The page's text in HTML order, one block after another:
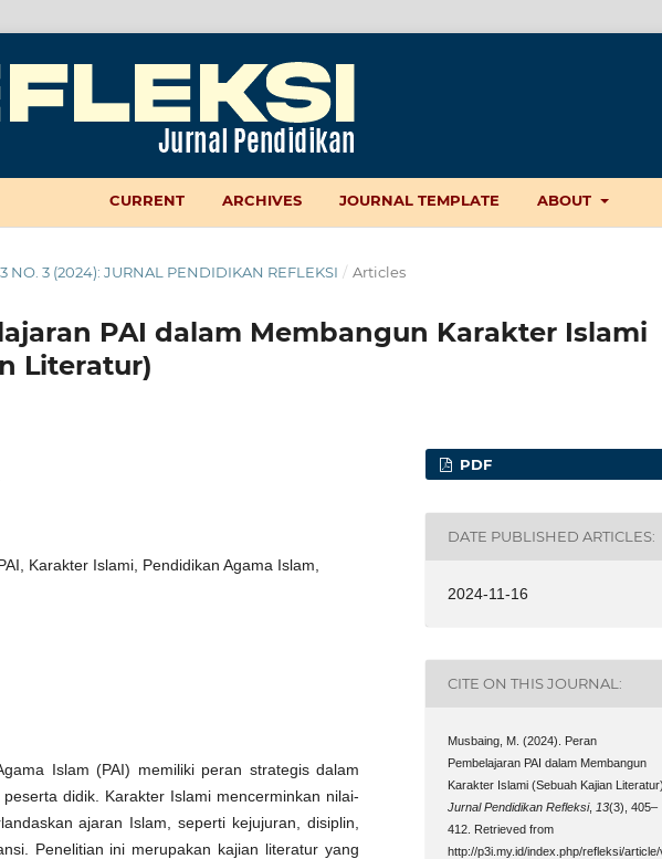
CURRENT ARCHIVES JOURNAL TEMPLATE ABOUT
NO. 3 (2024): JURNAL PENDIDIKAN REFLEKSI / Articles
PAI dalam Membangun Karakter Islami
Literatur)
Karakter Islami, Pendidikan Agama Islam,
Islam (PAI) memiliki peran strategis dalam
didik. Karakter Islami mencerminkan nilai-
ajaran Islam, seperti kejujuran, disiplin,
Penelitian ini merupakan kajian literatur yang
PDF
DATE PUBLISHED ARTICLES:
2024-11-16
CITE ON THIS JOURNAL:
Musbaing, M. (2024). Peran
Pembelajaran PAI dalam Membangun
Karakter Islami (Sebuah Kajian Literatur).
Jurnal Pendidikan Refleksi, 13(3), 405–
412. Retrieved from
http://p3i.my.id/index.php/refleksi/